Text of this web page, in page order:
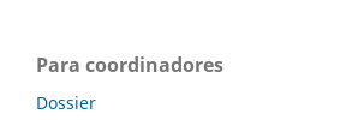
Para coordinadores
Dossier